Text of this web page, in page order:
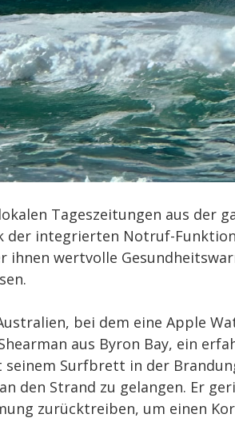
Tageszeitungen aus der
der integrierten Notruf-
ihnen wertvolle
bei dem eine Apple
aus Byron Bay, ein
Surfbrett in der
den Strand zu gelangen. Er
zurücktreiben, um einen